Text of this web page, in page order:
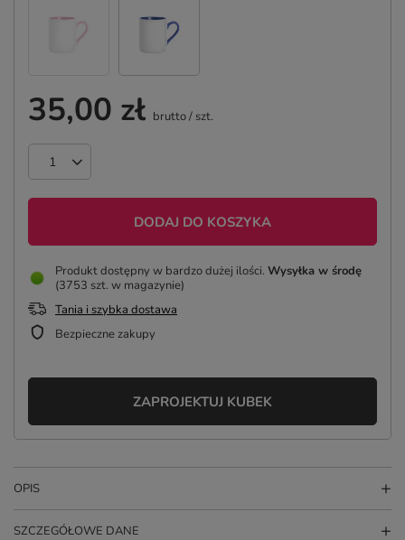
35,00 zł brutto/ szt.
DODAJ DO KOSZYKA
Produkt dostępny w bardzo dużej ilości Wysyłka w środę
(3753 szt. w magazynie)
Tania i szybka dostawa
Bezpieczne zakupy
ZAPROJEKTUJ KUBEK
OPIS
SZCZEGÓŁOWE DANE